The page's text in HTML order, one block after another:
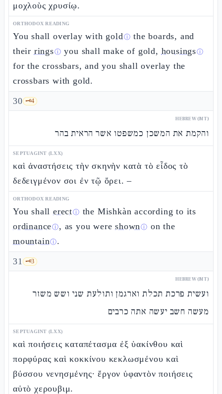
μοχλοὺς χρυσίῳ.
ORTHODOX READING
You shall overlay with goldⓘ the boards, and
their ringsⓘ you shall make of gold, housingsⓘ
for the crossbars, and you shall overlay the
crossbars with gold.
30 🗝️4
HEBREW (MT)
והקמת את המשכן כמשפטו אשר הראית בהר
SEPTUAGINT (LXX)
καὶ ἀναστήσεις τὴν σκηνὴν κατὰ τὸ εἶδος τὸ
δεδειγμένον σοι ἐν τῷ ὄρει. –
ORTHODOX READING
You shallerectⓘ the Mishkàn according to its
ordinanceⓘ, as you wereshownⓘ on the
mountainⓘ.
31 🗝️3
HEBREW (MT)
ועשית פרכת תכלת וארגמן ותולעת שני ושש משזר
מעשה חשב יעשה אתה כרבים
SEPTUAGINT (LXX)
καὶ ποιήσεις καταπέτασμα ἐξ ὑακίνθου καὶ
πορφύρας καὶ κοκκίνου κεκλωσμένου καὶ
βύσσου νενησμένης· ἔργον ὑφαντὸν ποιήσεις
αὐτὸ χερουβιμ.